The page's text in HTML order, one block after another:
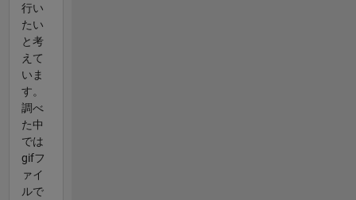
行い
たい
と考
えて
いま
す。
調べ
た中
では
gifフ
ァイ
ルで